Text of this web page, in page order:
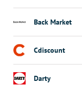
Back Market
Cdiscount
Darty